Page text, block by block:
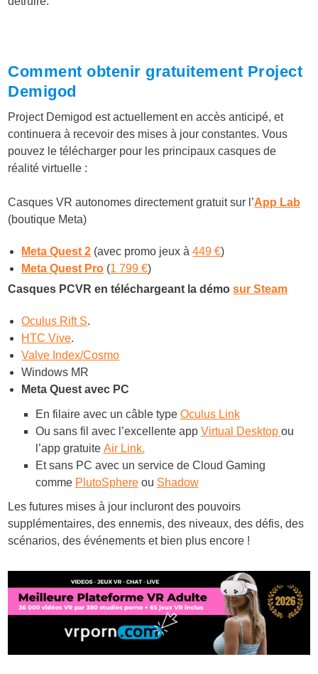
Comment obtenir gratuitement Project
Demigod
Project Demigod est actuellement en accès anticipé, et
continuera à recevoir des mises à jour constantes. Vous
pouvez le télécharger pour les principaux casques de
réalité virtuelle :
Casques VR autonomes directement gratuit sur l’App Lab
(boutique Meta)
Meta Quest 2 (avec promo jeux à449 €)
Meta Quest Pro (1 799 €)
Casques PCVR en téléchargeant la démosur Steam
Oculus Rift S.
HTC Vive.
Valve Index/Cosmo
Windows MR
Meta Quest avec PC
En filaire avec un câble type Oculus Link
Ou sans fil avec l’excellente app Virtual Desktop ou
l’app gratuite Air Link.
Et sans PC avec un service de Cloud Gaming
comme PlutoSphereou Shadow
Les futures mises à jour incluront des pouvoirs
supplémentaires, des ennemis, des niveaux, des défis, des
scénarios, des événements et bien plus encore !